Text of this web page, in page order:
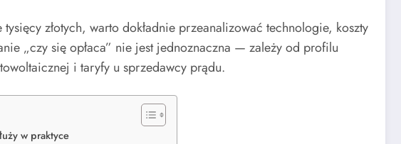
złotych, warto dokładnie przeanalizować technologie, koszty
„czy się opłaca” nie jest jednoznaczna — zależy od profilu
i taryfy u sprzedawcy prądu.
w praktyce